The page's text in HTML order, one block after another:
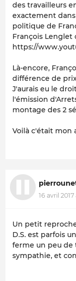
des travailleurs
exactement
politique de
François Lenglet
https://
Là-encore,
différence de
J'aurais eu le
l'émission
montage des 2
Voilà c'était mon
16 avril 2017
Un petit
D.S. est parfois
ferme un peu de
sympathie, et